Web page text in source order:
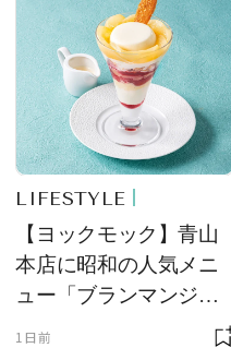
LIFESTYLE
【ヨックモック】青山
本店に昭和の人気メニ
ュー「ブランマンジ
ェ」「ダックワーズ」
1日前